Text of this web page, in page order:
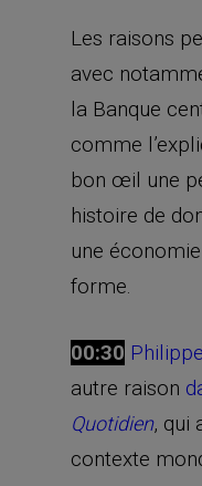
Les raisons
avec
la Banque
comme
bon œil une
histoire de
une
forme.
00:30
autre raison
Quotidien, qui
contexte